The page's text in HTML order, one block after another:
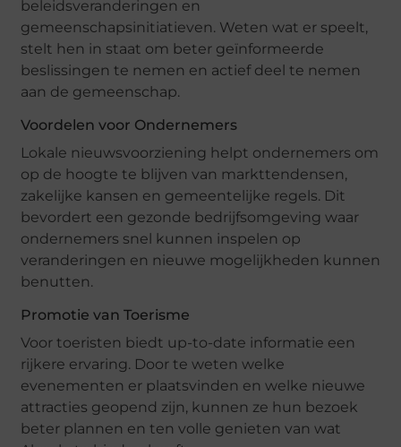
beleidsveranderingen en
gemeenschapsinitiatieven. Weten wat er speelt,
stelt hen in staat om beter geïnformeerde
beslissingen te nemen en actief deel te nemen
aan de gemeenschap.
Voordelen voor Ondernemers
Lokale nieuwsvoorziening helpt ondernemers om
op de hoogte te blijven van markttendensen,
zakelijke kansen en gemeentelijke regels. Dit
bevordert een gezonde bedrijfsomgeving waar
ondernemers snel kunnen inspelen op
veranderingen en nieuwe mogelijkheden kunnen
benutten.
Promotie van Toerisme
Voor toeristen biedt up-to-date informatie een
rijkere ervaring. Door te weten welke
evenementen er plaatsvinden en welke nieuwe
attracties geopend zijn, kunnen ze hun bezoek
beter plannen en ten volle genieten van wat